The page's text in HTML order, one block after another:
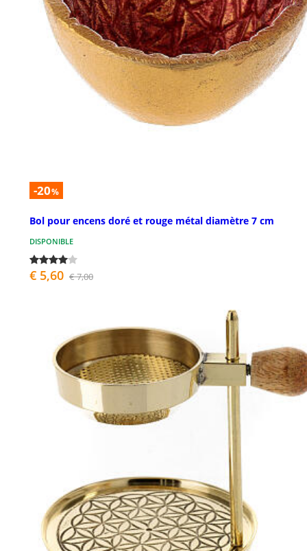
-20%
Bol pour encens doré et rouge métal diamètre 7 cm
DISPONIBLE
€ 5,60 € 7,00